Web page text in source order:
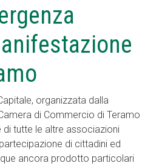
organizzata dalla
di Commercio di Teramo
di tutte le altre associazioni
di cittadini ed
ancora prodotto particolari